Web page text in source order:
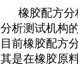
橡胶配方分
分析测试机构
目前橡胶配方
其是在橡胶原